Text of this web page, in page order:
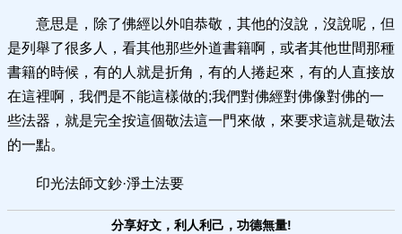
意思是，除了佛經以外咱恭敬，其他的沒說，沒說呢，但
是列舉了很多人，看其他那些外道書籍啊，或者其他世間那種
書籍的時候，有的人就是折角，有的人捲起來，有的人直接放
在這裡啊，我們是不能這樣做的;我們對佛經對佛像對佛的一
些法器，就是完全按這個敬法這一門來做，來要求這就是敬法
的一點。
印光法師文鈔·淨土法要
分享好文，利人利己，功德無量!